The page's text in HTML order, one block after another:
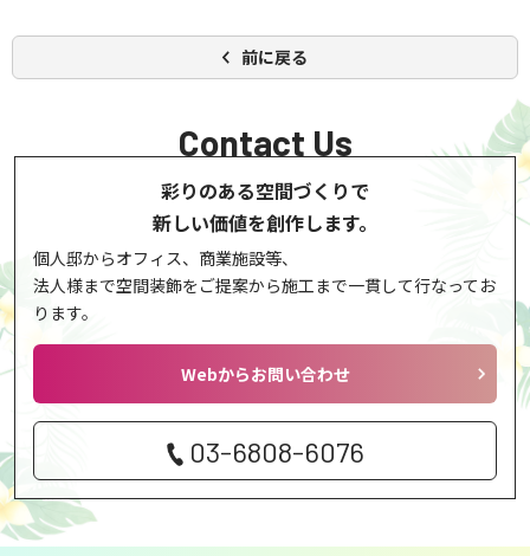
前に戻る
Contact Us
彩りのある空間づくりで
新しい価値を創作します。
個人邸からオフィス、商業施設等、
法人様まで空間装飾をご提案から施工まで一貫して行なってお
ります。
Webからお問い合わせ
03-6808-6076